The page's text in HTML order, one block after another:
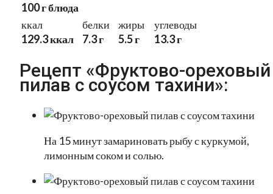
100 г блюда
ккал
129.3 ккал
белки
7.3 г
жиры
5.5 г
углеводы
13.3 г
Рецепт «Фруктово-ореховый
пилав с соусом тахини»:
На 15 минут замариновать рыбу с куркумой,
лимонным соком и солью.